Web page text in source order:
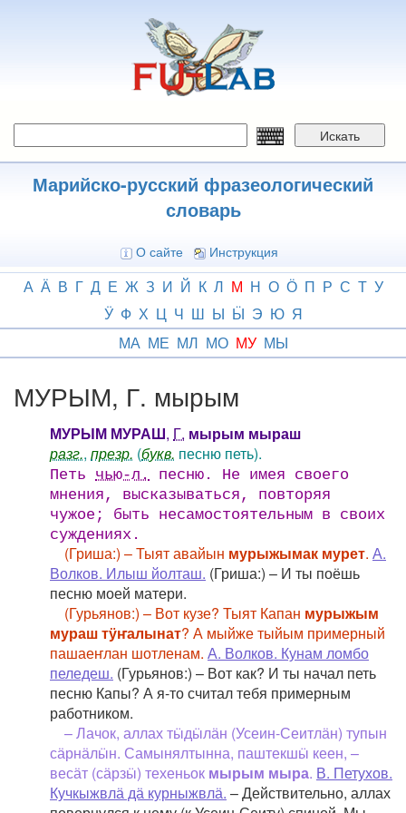
Искать
Марийско-русский фразеологический
словарь
О сайте Инструкция
А Ӓ В Г Д Е Ж З И Й К Л М Н О Ӧ П Р С Т У
Ӱ Ф Х Ц Ч Ш Ы Ӹ Э Ю Я
МА МЕ МЛ МО МУ МЫ
МУРЫМ, Г. мырым
МУРЫМ МУРАШ, Г. мырым мыраш
разг., презр. (букв. песню петь).
Петь чью-л. песню. Не имея своего
мнения, высказываться, повторяя
чужое; быть несамостоятельным в своих
суждениях.
(Гриша:) – Тыят авайын мурыжымак мурет. А.
Волков. Илыш йолташ. (Гриша:) – И ты поёшь
песню моей матери.
(Гурьянов:) – Вот кузе? Тыят Капан мурыжым
мураш тӱҥалынат? А мыйже тыйым примерный
пашаеҥлан шотленам. А. Волков. Кунам ломбо
пеледеш. (Гурьянов:) – Вот как? И ты начал петь
песню Капы? А я-то считал тебя примерным
работником.
– Лачок, аллах тӹдӹлӓн (Усеин-Сеитлӓн) тупын
сӓрнӓлӹн. Самынялтынна, паштекшӹ кеен, –
весӓт (сӓрзӹ) техеньок мырым мыра. В. Петухов.
Кучкыжвлӓ дӓ курныжвлӓ. – Действительно, аллах